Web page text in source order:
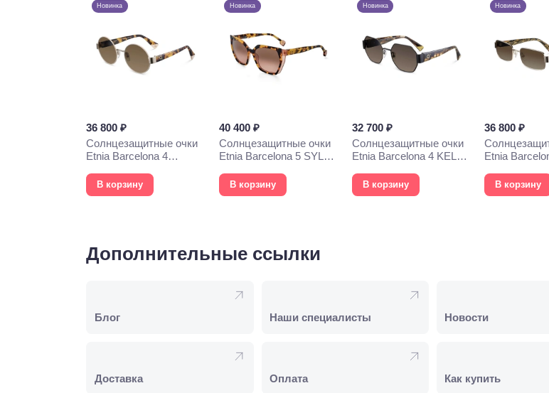
Новинка
36 800 ₽
Солнцезащитные очки
Etnia Barcelona 4
В корзину
Новинка
40 400 ₽
Солнцезащитные очки
Etnia Barcelona 5 SYLYS
В корзину
Новинка
32 700 ₽
Солнцезащитные очки
Etnia Barcelona 4 KELLY
В корзину
Новинка
36 800 ₽
Etnia
В корзину
Дополнительные ссылки
Блог Наши специалисты Новости
Доставка Оплата Как купить